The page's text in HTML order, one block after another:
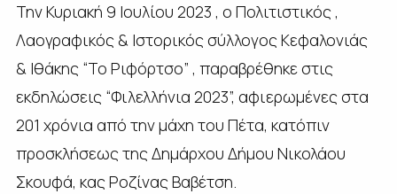
Την Κυριακή 9 Ιουλίου 2023 , ο Πολιτιστικός ,
Λαογραφικός & Ιστορικός σύλλογος Κεφαλονιάς
& Ιθάκης “Το Ριφόρτσο” , παραβρέθηκε στις
εκδηλώσεις “Φιλελλήνια 2023”, αφιερωμένες στα
201 χρόνια από την μάχη του Πέτα, κατόπιν
προσκλήσεως της Δημάρχου Δήμου Νικολάου
Σκουφά, κας Ροζίνας Βαβέτση.